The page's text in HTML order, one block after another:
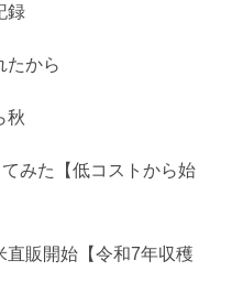
録
たから
秋
みた【低コストから始
直販開始【令和7年収穫